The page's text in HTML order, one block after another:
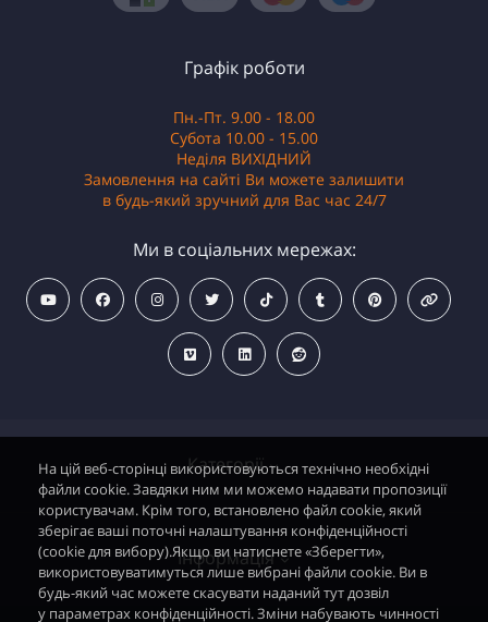
Категорії
Водонагрівачі електричні
Димохідні газові колонки
Інформація
Графік роботи
Пн.-Пт. 9.00 - 18.00
Субота 10.00 - 15.00
Неділя ВИХІДНИЙ
Замовлення на сайті Ви можете залишити
в будь-який зручний для Вас час 24/7
Ми в соціальних мережах:
На цій веб-сторінці використовуються технічно необхідні
файли cookie. Завдяки ним ми можемо надавати пропозиції
користувачам. Крім того, встановлено файл cookie, який
зберігає ваші поточні налаштування конфіденційності
(cookie для вибору).Якщо ви натиснете «Зберегти»,
використовуватимуться лише вибрані файли cookie. Ви в
будь-який час можете скасувати наданий тут дозвіл
у параметрах конфіденційності. Зміни набувають чинності